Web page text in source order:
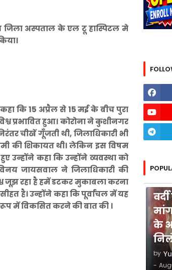
अस्पताल के एल टू हास्पिटल मे
कि 15 अप्रैल से 15 मई के बीच पुरा
प्रभावित हुआ। कोरोना ने कुशीनगर
चीखें गूँजती थी, जिलाधिकारी भी
की शिकायत थी। लेकिन इस विषम
उन्होंने कहा कि उन्होंने व्यवस्था को
जायसवाल ने जिलाधिकारी की
जूझ रहा है हमें डटकर मुकाबला करना
है। उन्होंने कहा कि पूर्वांचल में यह
में विकसित करने की बात की ।
के
by
-